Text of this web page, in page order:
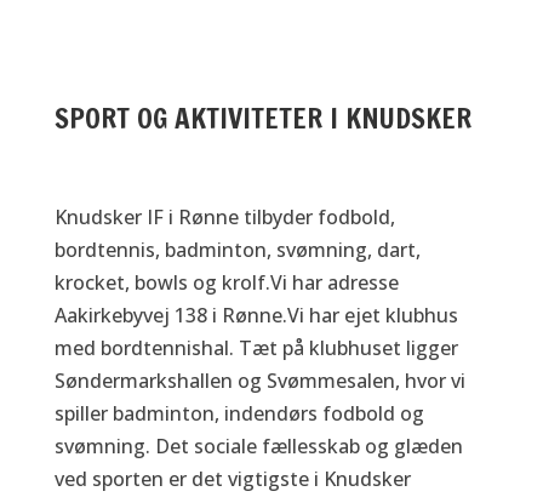
SPORT OG AKTIVITETER I KNUDSKER
Knudsker IF i Rønne tilbyder fodbold,
bordtennis, badminton, svømning, dart,
krocket, bowls og krolf.Vi har adresse
Aakirkebyvej 138 i Rønne.Vi har ejet klubhus
med bordtennishal. Tæt på klubhuset ligger
Søndermarkshallen og Svømmesalen, hvor vi
spiller badminton, indendørs fodbold og
svømning. Det sociale fællesskab og glæden
ved sporten er det vigtigste i Knudsker